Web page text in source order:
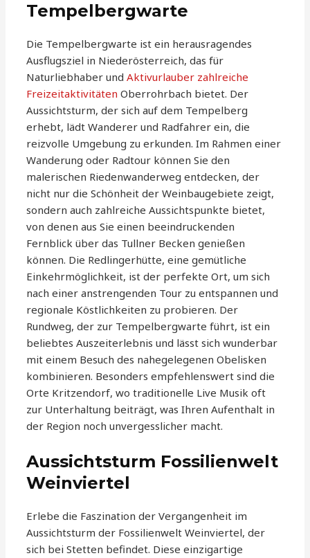
Tempelbergwarte
Die Tempelbergwarte ist ein herausragendes
Ausflugsziel in Niederösterreich, das für
Naturliebhaber undAktivurlauber zahlreiche
Freizeitaktivitäten Oberrohrbach bietet. Der
Aussichtsturm, der sich auf dem Tempelberg
erhebt, lädt Wanderer und Radfahrer ein, die
reizvolle Umgebung zu erkunden. Im Rahmen einer
Wanderung oder Radtour können Sie den
malerischen Riedenwanderweg entdecken, der
nicht nur die Schönheit der Weinbaugebiete zeigt,
sondern auch zahlreiche Aussichtspunkte bietet,
von denen aus Sie einen beeindruckenden
Fernblick über das Tullner Becken genießen
können. Die Redlingerhütte, eine gemütliche
Einkehrmöglichkeit, ist der perfekte Ort, um sich
nach einer anstrengenden Tour zu entspannen und
regionale Köstlichkeiten zu probieren. Der
Rundweg, der zur Tempelbergwarte führt, ist ein
beliebtes Auszeiterlebnis und lässt sich wunderbar
mit einem Besuch des nahegelegenen Obelisken
kombinieren. Besonders empfehlenswert sind die
Orte Kritzendorf, wo traditionelle Live Musik oft
zur Unterhaltung beiträgt, was Ihren Aufenthalt in
der Region noch unvergesslicher macht.
Aussichtsturm Fossilienwelt
Weinviertel
Erlebe die Faszination der Vergangenheit im
Aussichtsturm der Fossilienwelt Weinviertel, der
sich bei Stetten befindet. Diese einzigartige